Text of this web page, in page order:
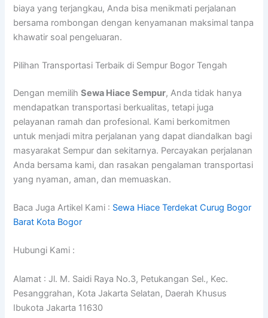
biaya yang terjangkau, Anda bisa menikmati perjalanan
bersama rombongan dengan kenyamanan maksimal tanpa
khawatir soal pengeluaran.
Pilihan Transportasi Terbaik di Sempur Bogor Tengah
Dengan memilihSewa Hiace Sempur, Anda tidak hanya
mendapatkan transportasi berkualitas, tetapi juga
pelayanan ramah dan profesional. Kami berkomitmen
untuk menjadi mitra perjalanan yang dapat diandalkan bagi
masyarakat Sempur dan sekitarnya. Percayakan perjalanan
Anda bersama kami, dan rasakan pengalaman transportasi
yang nyaman, aman, dan memuaskan.
Baca Juga Artikel Kami : Sewa Hiace Terdekat Curug Bogor
Barat Kota Bogor
Hubungi Kami :
Alamat : Jl. M. Saidi Raya No.3, Petukangan Sel., Kec.
Pesanggrahan, Kota Jakarta Selatan, Daerah Khusus
Ibukota Jakarta 11630